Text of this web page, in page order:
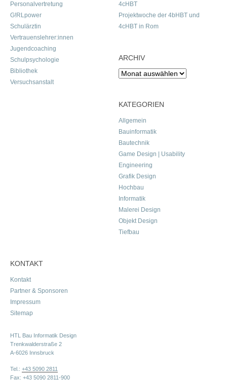
Personalvertretung
G!RLpower
Schulärztin
Vertrauenslehrer:innen
Jugendcoaching
Schulpsychologie
Bibliothek
Versuchsanstalt
4cHBT
Projektwoche der 4bHBT und
4cHBT in Rom
ARCHIV
Archiv
KATEGORIEN
Allgemein
Bauinformatik
Bautechnik
Game Design | Usability
Engineering
Grafik Design
Hochbau
Informatik
Malerei Design
Objekt Design
Tiefbau
KONTAKT
Kontakt
Partner & Sponsoren
Impressum
Sitemap
HTL Bau Informatik Design
Trenkwalderstraße 2
A-6026 Innsbruck
Tel.: +43 5090 2811
Fax: +43 5090 2811-900